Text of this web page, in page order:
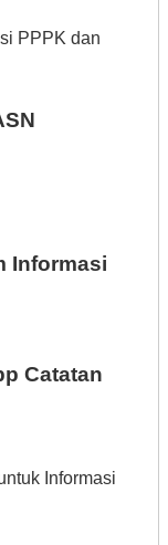
PPPK dan
Informasi
Catatan
Informasi